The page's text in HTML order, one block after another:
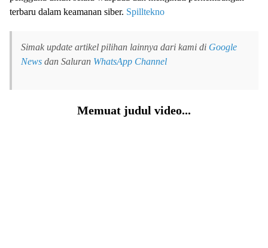
terbaru dalam keamanan siber. Spilltekno
Simak update artikel pilihan lainnya dari kami di Google
News dan Saluran WhatsApp Channel
Memuat judul video...